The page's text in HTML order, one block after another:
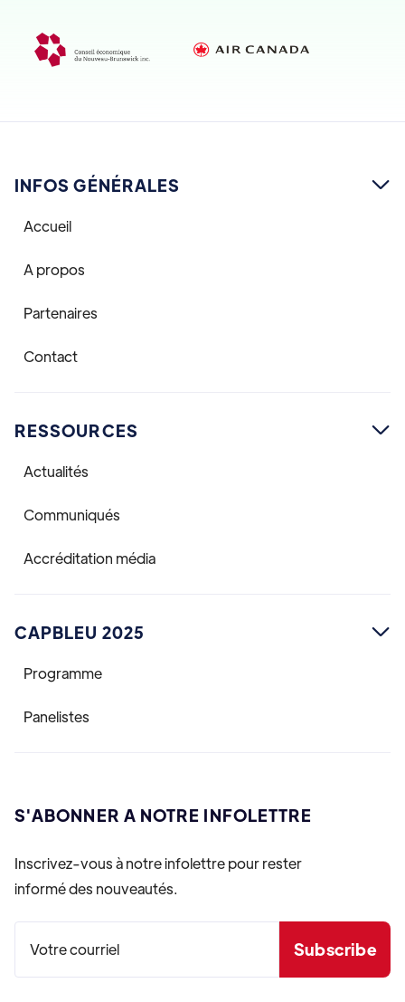
INFOS GÉNÉRALES 
Accueil
A propos
Partenaires
Contact
RESSOURCES 
Actualités
Communiqués
Accréditation média
CAPBLEU 2025 
Programme
Panelistes
S'ABONNER A NOTRE INFOLETTRE
Inscrivez-vous à notre infolettre pour rester
informé des nouveautés.